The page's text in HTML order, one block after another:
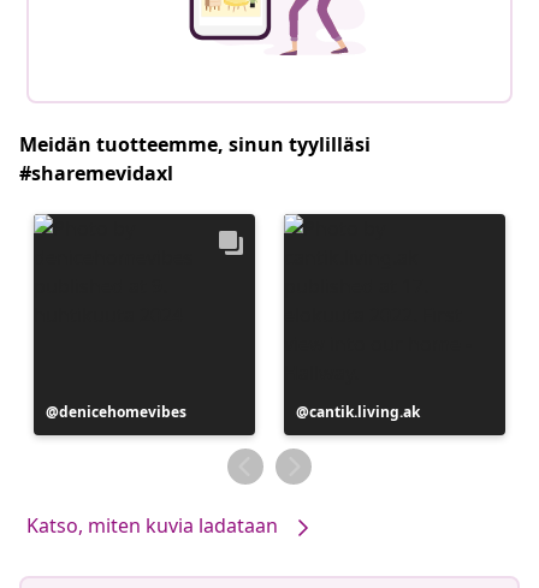
Meidän tuotteemme, sinun tyylilläsi
#sharemevidaxl
Julkaissut
denicehomevibes Julkaissut
cantik.living.ak
Katso, miten kuvia ladataan